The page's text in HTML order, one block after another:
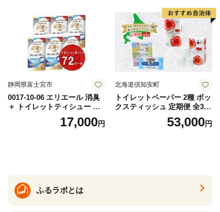
ー 消耗品 備蓄 送料無料 北海
道 倶知安町 日用品
静岡県富士宮市
0017-10-06 エリエール 消臭
＋ トイレットティシュー し
っかり香るフレッシュクリア
の香り ダブル 12ロール×6パ
17,000円
北海道倶知安町
トイレットペーパー 2種 ボッ
クスティッシュ 定期便 全3
回 日本製 まとめ買い 防災
常備品 日用雑貨 消耗品 生活
53,000円
ふるラボとは